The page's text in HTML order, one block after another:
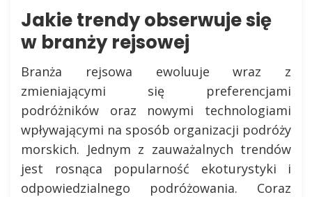
Jakie trendy obserwuje się
w branży rejsowej
Branża rejsowa ewoluuje wraz z
zmieniającymi się preferencjami
podróżników oraz nowymi technologiami
wpływającymi na sposób organizacji podróży
morskich. Jednym z zauważalnych trendów
jest rosnąca popularność ekoturystyki i
odpowiedzialnego podróżowania. Coraz